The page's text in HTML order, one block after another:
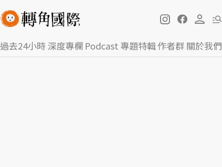
過去24小時深度專欄 Podcast 專題特輯作者群關於我們